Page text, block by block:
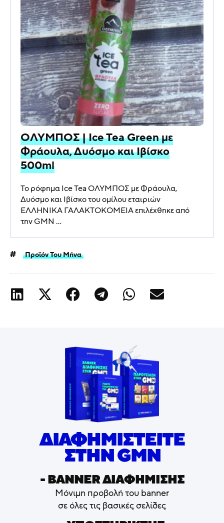
ΟΛΥΜΠΟΣ | Ice Tea Green με
Φράουλα, Δυόσμο και Ιβίσκο
500ml
Το ρόφημα Ice Tea ΟΛΥΜΠΟΣ με Φράουλα,
Δυόσμο και Ιβίσκο του ομίλου εταιριών
ΕΛΛΗΝΙΚΑ ΓΑΛΑΚΤΟΚΟΜΕΙΑ επιλέχθηκε από
την GMN ...
Προϊόν Του Μήνα
ΔΙΑΦΗΜΙΣΤΕΙΤΕ
ΣΤΗΝ GMN
- ΒΑNNER ΔΙΑΦΗΜΙΣΗΣ
Μόνιμη προβολή του banner
σε όλες τις βασικές σελίδες